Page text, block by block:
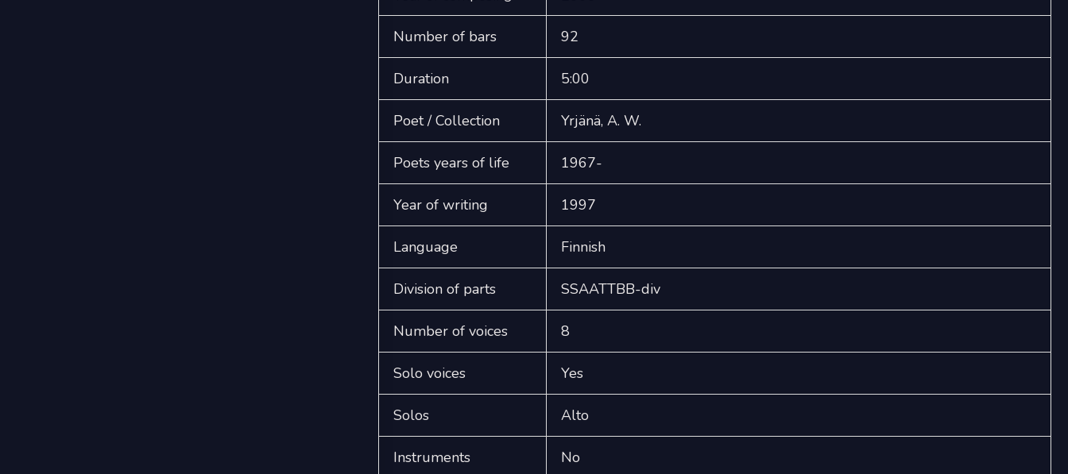
Number of bars 92
Duration 5:00
Poet / Collection Yrjänä, A. W.
Poets years of life 1967-
Year of writing 1997
Language Finnish
Division of parts SSAATTBB-div
Number of voices 8
Solo voices Yes
Solos Alto
Instruments No